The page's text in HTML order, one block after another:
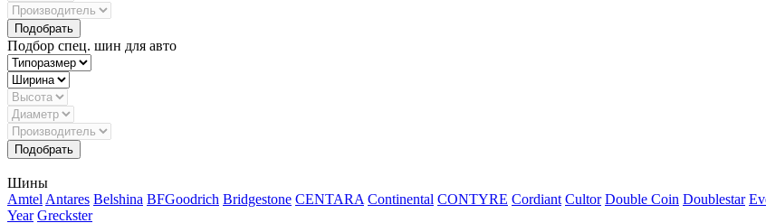
Подбор спец. шин для авто
Шины
AmtelAntares Belshina BFGoodrich Bridgestone CENTARA Continental CONTYRE Cordiant Cultor Double Coin Doublestar
Year Greckster